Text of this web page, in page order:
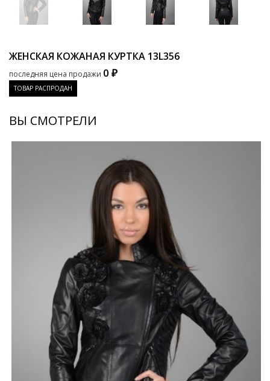
ЖЕНСКАЯ КОЖАНАЯ КУРТКА 13L356
последняя цена продажи 0 ₽
ТОВАР РАСПРОДАН
ВЫ СМОТРЕЛИ